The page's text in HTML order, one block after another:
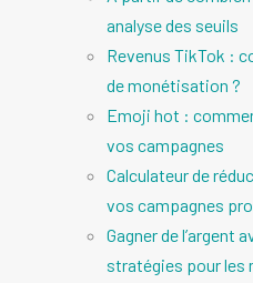
analyse des seuils
Revenus TikTok :
de monétisation ?
Emoji hot :
vos campagnes
Calculateur de
vos campagnes
Gagner de l’argent
stratégies pour les